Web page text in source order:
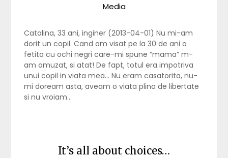
Media
Catalina, 33 ani, inginer (2013-04-01) Nu mi-am
dorit un copil. Cand am visat pe la 30 de ani o
fetita cu ochi negri care-mi spune “mama” m-
am amuzat, si atat! De fapt, totul era impotriva
unui copil in viata mea… Nu eram casatorita, nu-
mi doream asta, aveam o viata plina de libertate
si nu vroiam…
It’s all about choices…